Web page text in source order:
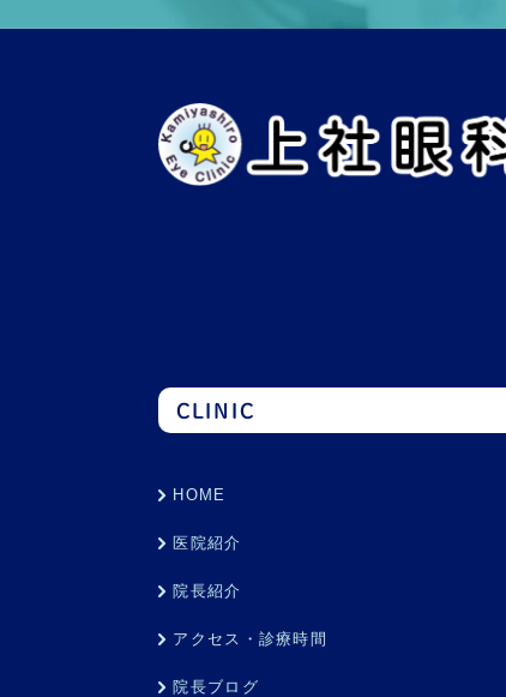
CLINIC
HOME
医院紹介
院長紹介
アクセス・診療時間
院長ブログ